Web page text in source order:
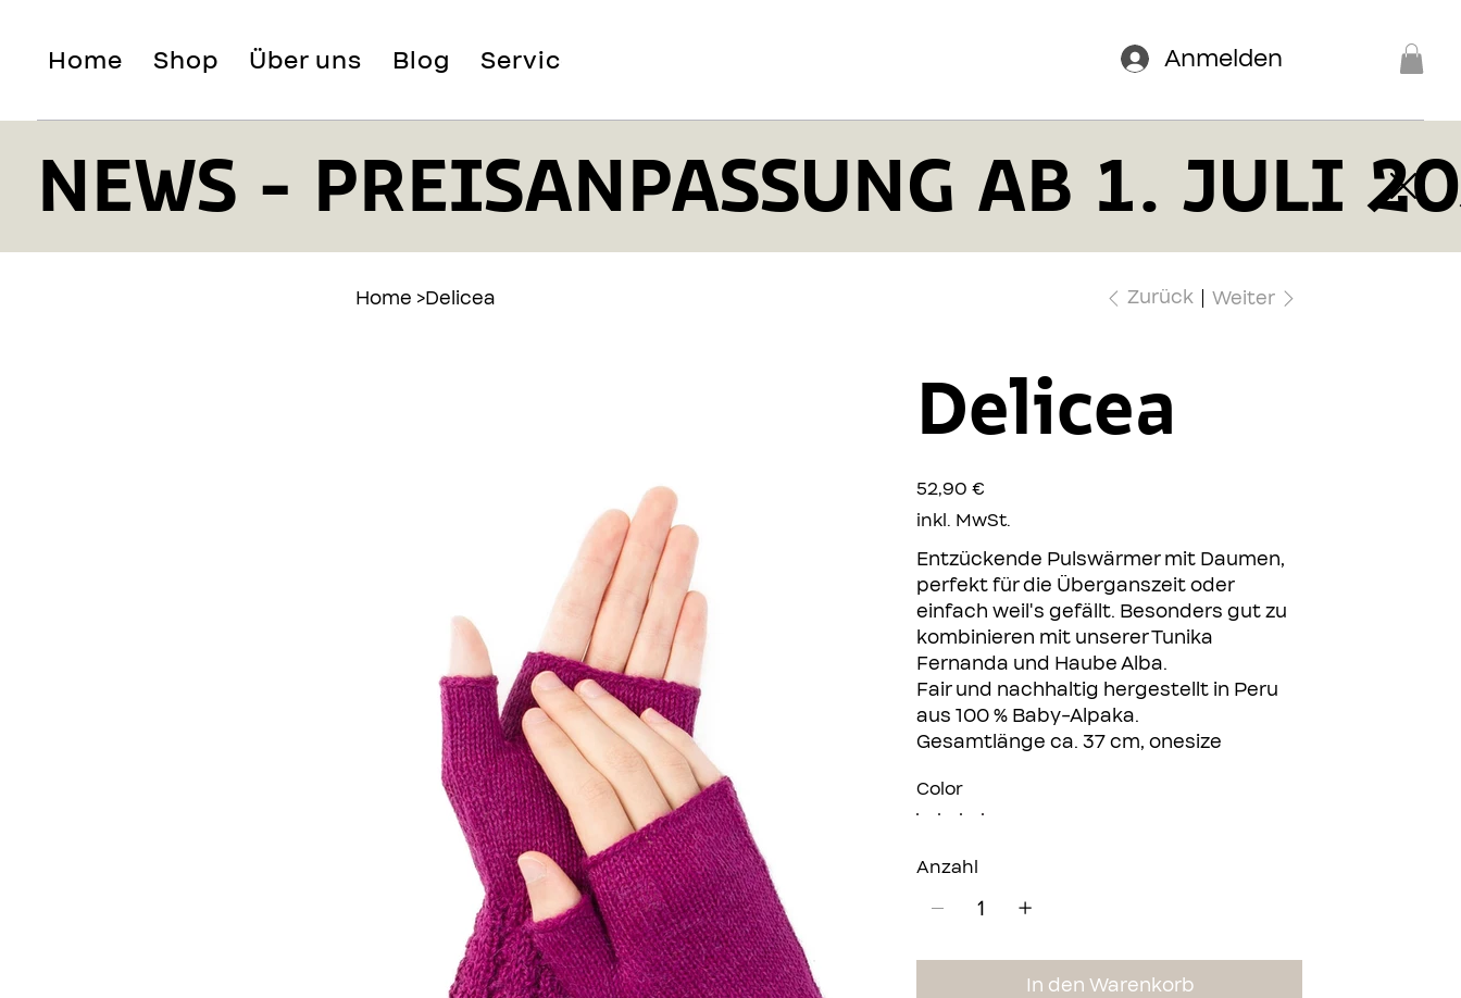
Home Shop Über uns Blog Service Anmelden
Home >Delicea Zurück Weiter
Delicea
Preis
52,90 €
inkl. MwSt.
Entzückende Pulswärmer mit Daumen,
perfekt für die Überganszeit oder
einfach weil's gefällt. Besonders gut zu
kombinieren mit unserer Tunika
Fernanda und Haube Alba.
Fair und nachhaltig hergestellt in Peru
aus 100 % Baby-Alpaka.
Gesamtlänge ca. 37 cm, onesize
Color
Anzahl
In den Warenkorb
NEWS - PREISANPASSUNG AB 1. JULI